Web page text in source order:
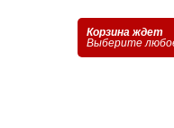
Корзина ждет
Выберите